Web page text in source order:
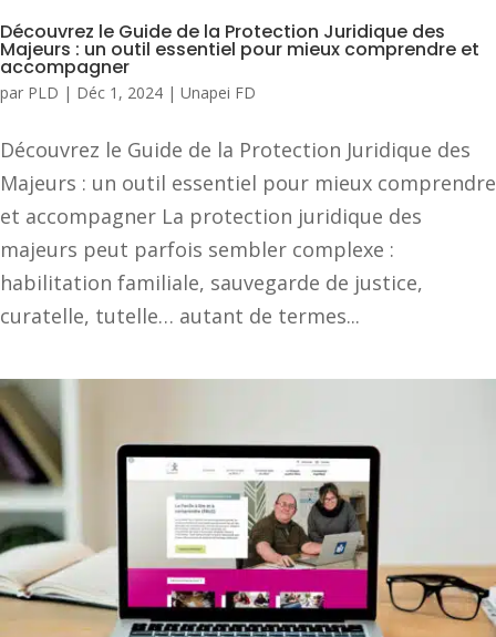
Découvrez le Guide de la Protection Juridique des
Majeurs : un outil essentiel pour mieux comprendre et
accompagner
par PLD | Déc 1, 2024 | Unapei FD
Découvrez le Guide de la Protection Juridique des
Majeurs : un outil essentiel pour mieux comprendre
et accompagner La protection juridique des
majeurs peut parfois sembler complexe :
habilitation familiale, sauvegarde de justice,
curatelle, tutelle… autant de termes...